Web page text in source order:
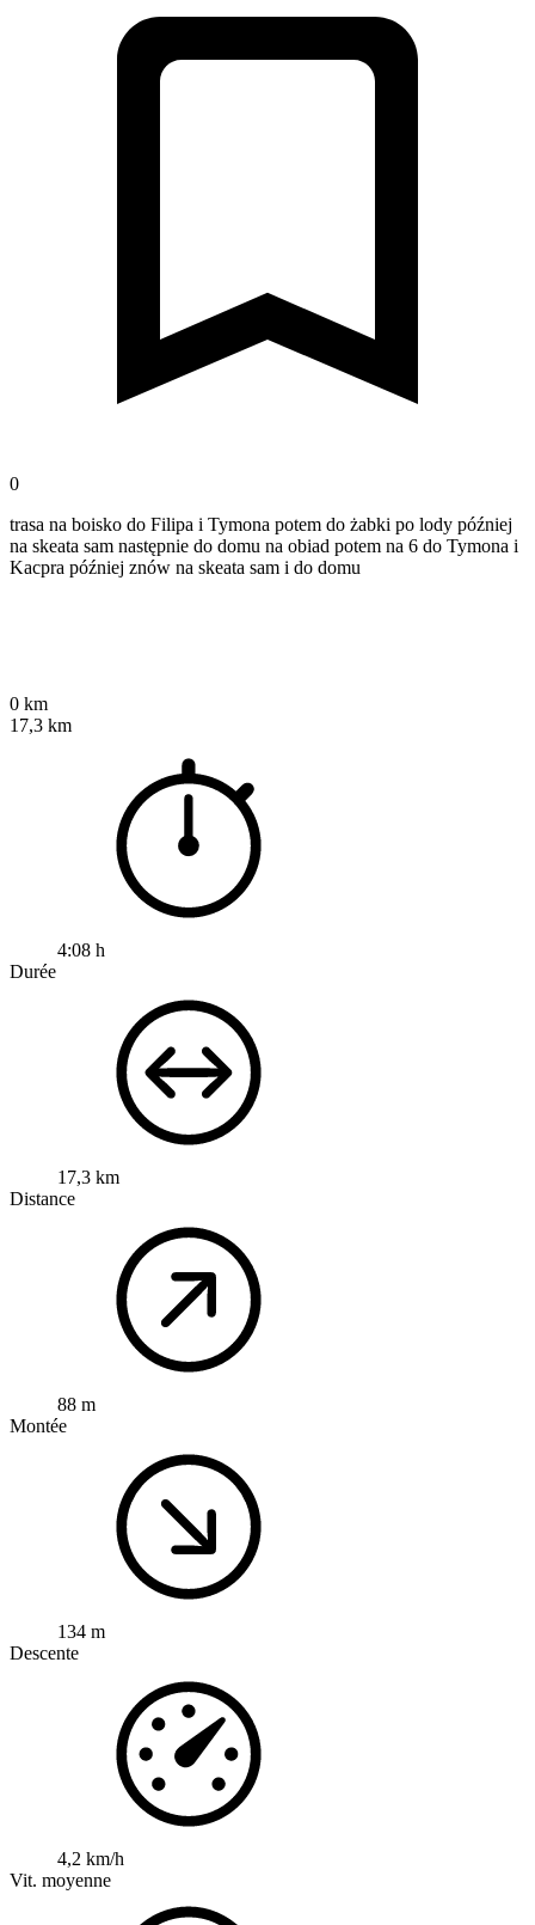
0
trasa na boisko do Filipa i Tymona potem do żabki po lody później
na skeata sam następnie do domu na obiad potem na 6 do Tymona i
Kacpra później znów na skeata sam i do domu
0 km
17,3 km
4:08 h
Durée
17,3 km
Distance
88 m
Montée
134 m
Descente
4,2 km/h
Vit. moyenne